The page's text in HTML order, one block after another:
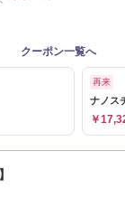
クーポン一覧へ
再来
ナノス
￥